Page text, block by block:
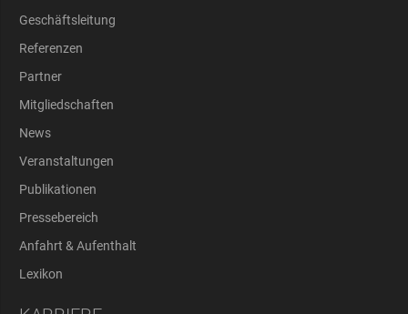
Geschäftsleitung
Referenzen
Partner
Mitgliedschaften
News
Veranstaltungen
Publikationen
Pressebereich
Anfahrt & Aufenthalt
Lexikon